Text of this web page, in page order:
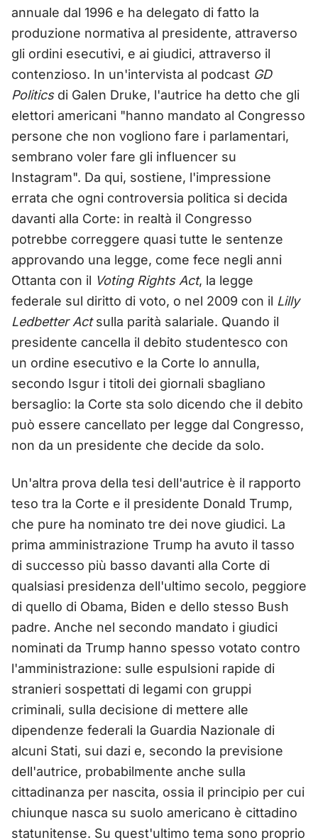
annuale dal 1996 e ha delegato di fatto la
produzione normativa al presidente, attraverso
gli ordini esecutivi, e ai giudici, attraverso il
contenzioso. In un'intervista al podcast GD
Politicsdi Galen Druke, l'autrice ha detto che gli
elettori americani "hanno mandato al Congresso
persone che non vogliono fare i parlamentari,
sembrano voler fare gli influencer su
Instagram". Da qui, sostiene, l'impressione
errata che ogni controversia politica si decida
davanti alla Corte: in realtà il Congresso
potrebbe correggere quasi tutte le sentenze
approvando una legge, come fece negli anni
Ottanta con il Voting Rights Act, la legge
federale sul diritto di voto, o nel 2009 con il Lilly
Ledbetter Actsulla parità salariale. Quando il
presidente cancella il debito studentesco con
un ordine esecutivo e la Corte lo annulla,
secondo Isgur i titoli dei giornali sbagliano
bersaglio: la Corte sta solo dicendo che il debito
può essere cancellato per legge dal Congresso,
non da un presidente che decide da solo.
Un'altra prova della tesi dell'autrice è il rapporto
teso tra la Corte e il presidente Donald Trump,
che pure ha nominato tre dei nove giudici. La
prima amministrazione Trump ha avuto il tasso
di successo più basso davanti alla Corte di
qualsiasi presidenza dell'ultimo secolo, peggiore
di quello di Obama, Biden e dello stesso Bush
padre. Anche nel secondo mandato i giudici
nominati da Trump hanno spesso votato contro
l'amministrazione: sulle espulsioni rapide di
stranieri sospettati di legami con gruppi
criminali, sulla decisione di mettere alle
dipendenze federali la Guardia Nazionale di
alcuni Stati, sui dazi e, secondo la previsione
dell'autrice, probabilmente anche sulla
cittadinanza per nascita, ossia il principio per cui
chiunque nasca su suolo americano è cittadino
statunitense. Su quest'ultimo tema sono proprio